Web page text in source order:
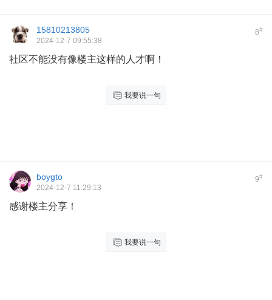
8#
15810213805
2024-12-7 09:55:38
社区不能没有像楼主这样的人才啊！
我要说一句
9#
boygto
2024-12-7 11:29:13
感谢楼主分享！
我要说一句